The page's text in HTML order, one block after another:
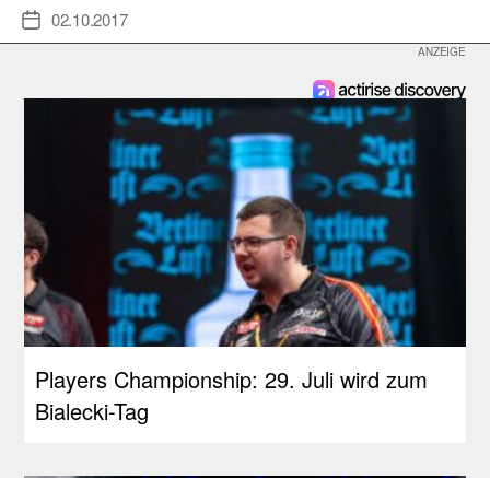
Veröffentlichungsdatum
02.10.2017
Players Championship: 29. Juli wird zum
Bialecki-Tag